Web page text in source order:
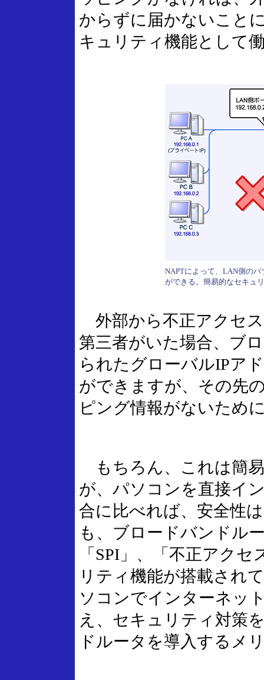
からずに届かないこと
キュリティ機能として
NAPTによって、LAN側の
ができる。簡易的なセキュ
外部から不正アクセ
第三者がいた場合、ブ
られたグローバルIPア
ができますが、その先
ピング情報がないため
もちろん、これは簡
が、パソコンを直接イ
合に比べれば、安全性
も、ブロードバンドル
「SPI」、「不正アク
リティ機能が搭載され
ソコンでインターネッ
え、セキュリティ対策
ドルータを導入するメ